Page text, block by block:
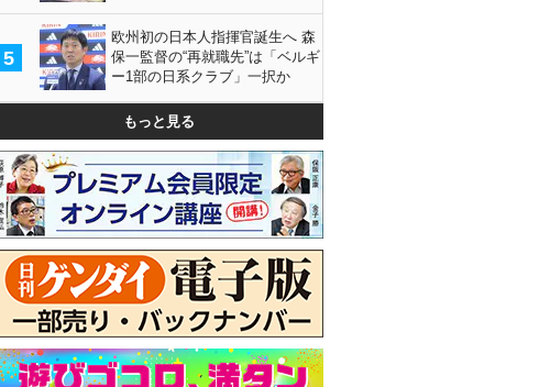
5
欧州初の日本人指揮官誕生へ 森
保一監督の“再就職先”は「ベルギ
ー1部の日系クラブ」一択か
もっと見る